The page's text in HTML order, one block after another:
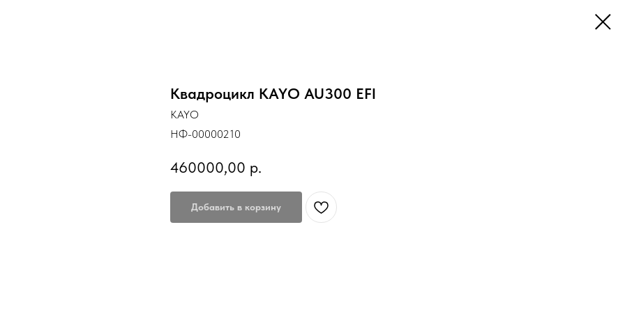
Квадроцикл KAYO AU300 EFI
KAYO
НФ-00000210
460000,00 р.
Добавить в корзину